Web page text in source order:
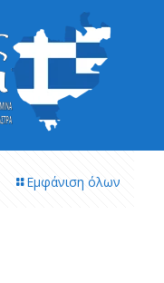
Εμφάνιση όλων